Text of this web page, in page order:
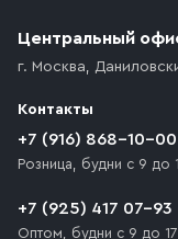
возникают
которое
движения. Если на
доставки
необходимо
Центральный
г. Москва,
Контакты
+7 (916) 868-10-00
Розница, будни с 9 до
+7 (925) 417 07-93
Оптом, будни с 9 до 17